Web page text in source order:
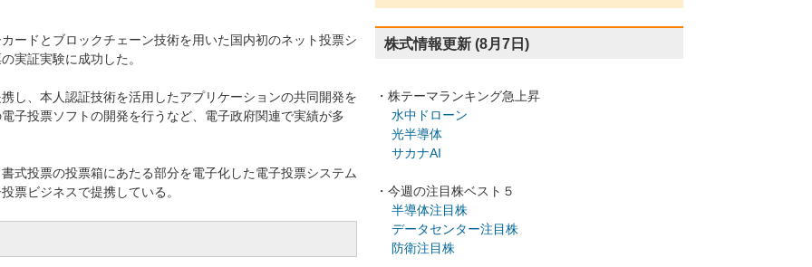
ードとブロックチェーン技術を用いた国内初のネット投票シ
実証実験に成功した。
し、本人認証技術を活用したアプリケーションの共同開発を
子投票ソフトの開発を行うなど、電子政府関連で実績が多
式投票の投票箱にあたる部分を電子化した電子投票システム
票ビジネスで提携している。
株式情報更新 (8月7日)
・株テーマランキング急上昇
水中ドローン
光半導体
サカナAI
・今週の注目株ベスト５
半導体注目株
データセンター注目株
防衛注目株